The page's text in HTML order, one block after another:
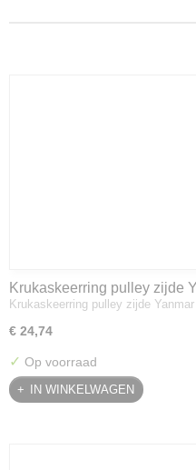
Krukaskeerring pulley zijde
Deere - 119934-01800
Krukaskeerring pulley zijde
€ 24,74
✓ Op voorraad
IN WINKELWAGEN